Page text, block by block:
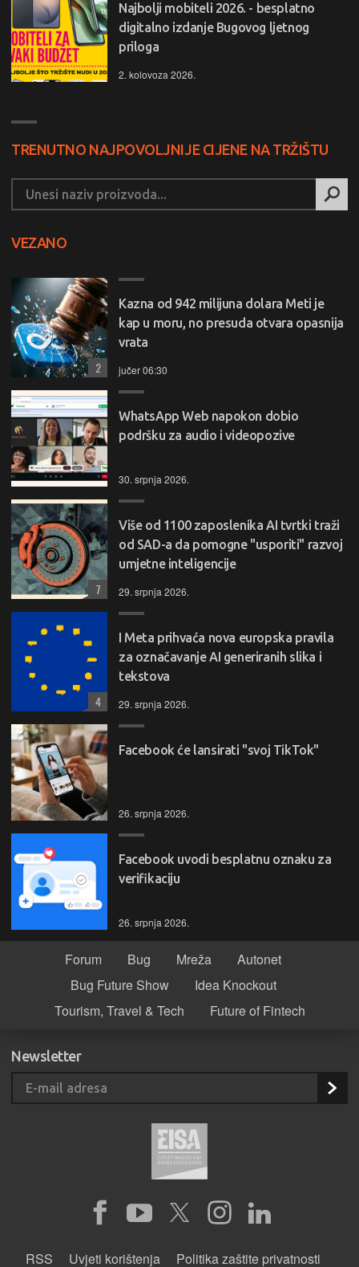
Najbolji mobiteli 2026. - besplatno
digitalno izdanje Bugovog ljetnog
priloga
2. kolovoza 2026.
TRENUTNO NAJPOVOLJNIJE CIJENE NA TRŽIŠTU
VEZANO
Kazna od 942 milijuna dolara Meti je
kap u moru, no presuda otvara opasnija
vrata
jučer 06:30
2
WhatsApp Web napokon dobio
podršku za audio i videopozive
30. srpnja 2026.
Više od 1100 zaposlenika AI tvrtki traži
od SAD-a da pomogne "usporiti" razvoj
umjetne inteligencije
29. srpnja 2026.
7
I Meta prihvaća nova europska pravila
za označavanje AI generiranih slika i
tekstova
29. srpnja 2026.
4
Facebook će lansirati "svoj TikTok"
26. srpnja 2026.
Facebook uvodi besplatnu oznaku za
verifikaciju
26. srpnja 2026.
Forum Bug Mreža
Autonet
Bug Future Show
Idea Knockout
Tourism, Travel & Tech
Future of Fintech
Newsletter
RSS Uvjeti korištenja Politika zaštite privatnosti